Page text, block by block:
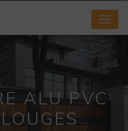
ALU PVC